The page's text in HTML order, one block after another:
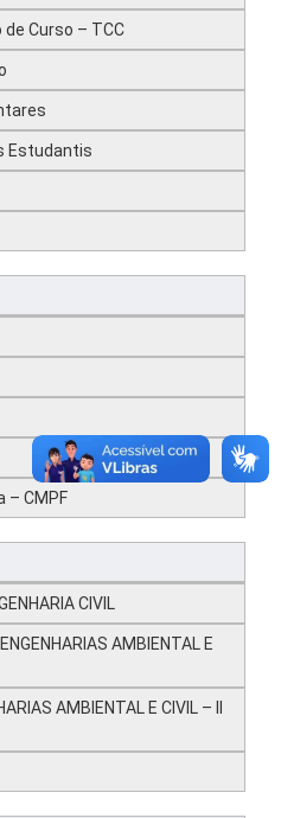
Curso – TCC
Estudantis
– CMPF
CIVIL
AMBIENTAL E
AMBIENTAL E CIVIL – II